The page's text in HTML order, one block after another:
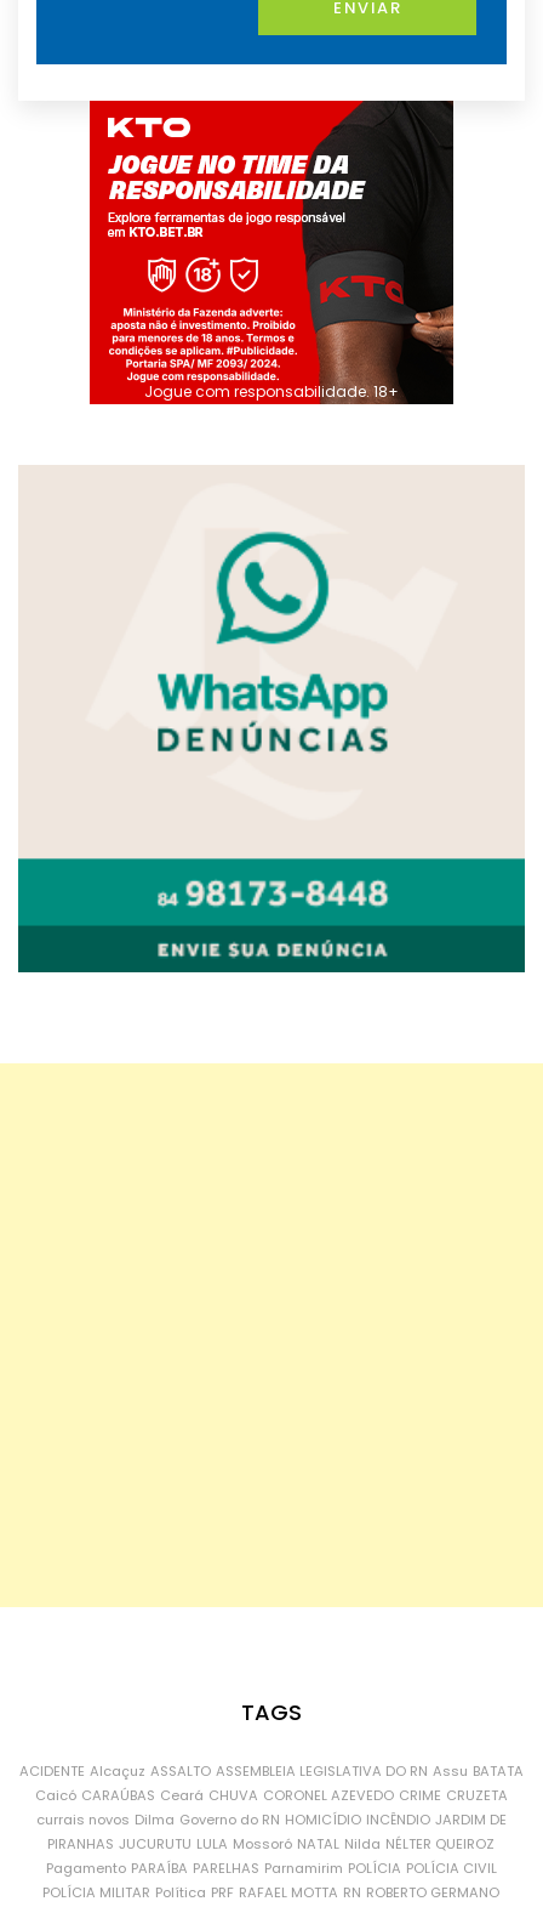
ENVIAR
Jogue com responsabilidade. 18+
TAGS
ACIDENTE Alcaçuz ASSALTO ASSEMBLEIA LEGISLATIVA DO RN Assu BATATA
Caicó CARAÚBAS Ceará CHUVA CORONEL AZEVEDO CRIME CRUZETA
currais novos Dilma Governo do RN HOMICÍDIO INCÊNDIO JARDIM DE
PIRANHAS JUCURUTU LULA Mossoró NATAL Nilda NÉLTER QUEIROZ
Pagamento PARAÍBA PARELHAS Parnamirim POLÍCIA POLÍCIA CIVIL
POLÍCIA MILITAR Política PRF RAFAEL MOTTA RN ROBERTO GERMANO